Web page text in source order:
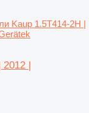
Kaup 1.5T414-2H |
2012 |